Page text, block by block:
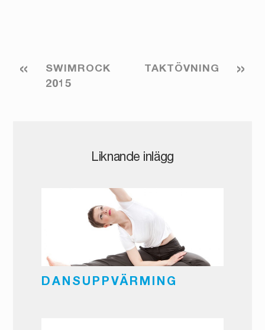
«
SWIMROCK
2015
»
TAKTÖVNING
Liknande inlägg
DANSUPPVÄRMING